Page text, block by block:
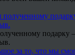
подарку